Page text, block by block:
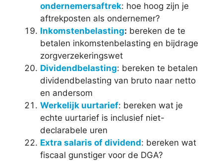
ondernemersaftrek: hoe hoog zijn je
aftrekposten als ondernemer?
Inkomstenbelasting: bereken de te
betalen inkomstenbelasting en bijdrage
zorgverzekeringswet
Dividendbelasting: bereken te betalen
dividendbelasting van bruto naar netto
en andersom
Werkelijk uurtarief: bereken wat je
echte uurtarief is inclusief niet-
declarabele uren
Extra salaris of dividend: bereken wat
fiscaal gunstiger voor de DGA?